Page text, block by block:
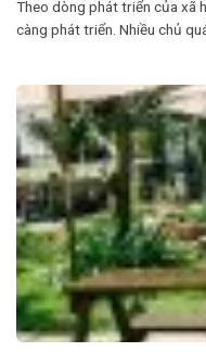
Theo dòng phát triển của xã
càng phát triển. Nhiều chủ